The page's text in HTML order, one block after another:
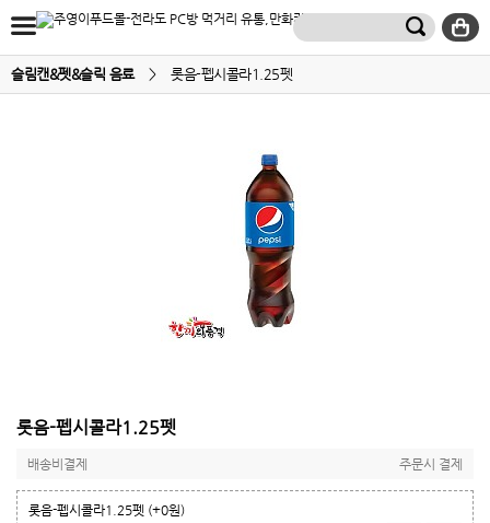
슬림캔&펫&슬릭 음료 > 롯음-펩시콜라1.25펫
롯음-펩시콜라1.25펫
배송비결제 주문시 결제
롯음-펩시콜라1.25펫 (+0원)